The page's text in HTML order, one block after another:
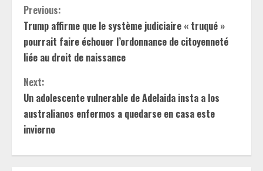
C
o
n
t
i
n
u
Previous:
Trump affirme que le système judiciaire « truqué »
pourrait faire échouer l’ordonnance de citoyenneté
liée au droit de naissance
Next:
Un adolescente vulnerable de Adelaida insta a los
australianos enfermos a quedarse en casa este
invierno